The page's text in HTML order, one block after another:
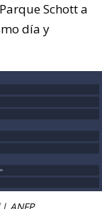
Schott a
día y